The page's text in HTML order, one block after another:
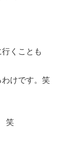
くことも
けです。笑
笑